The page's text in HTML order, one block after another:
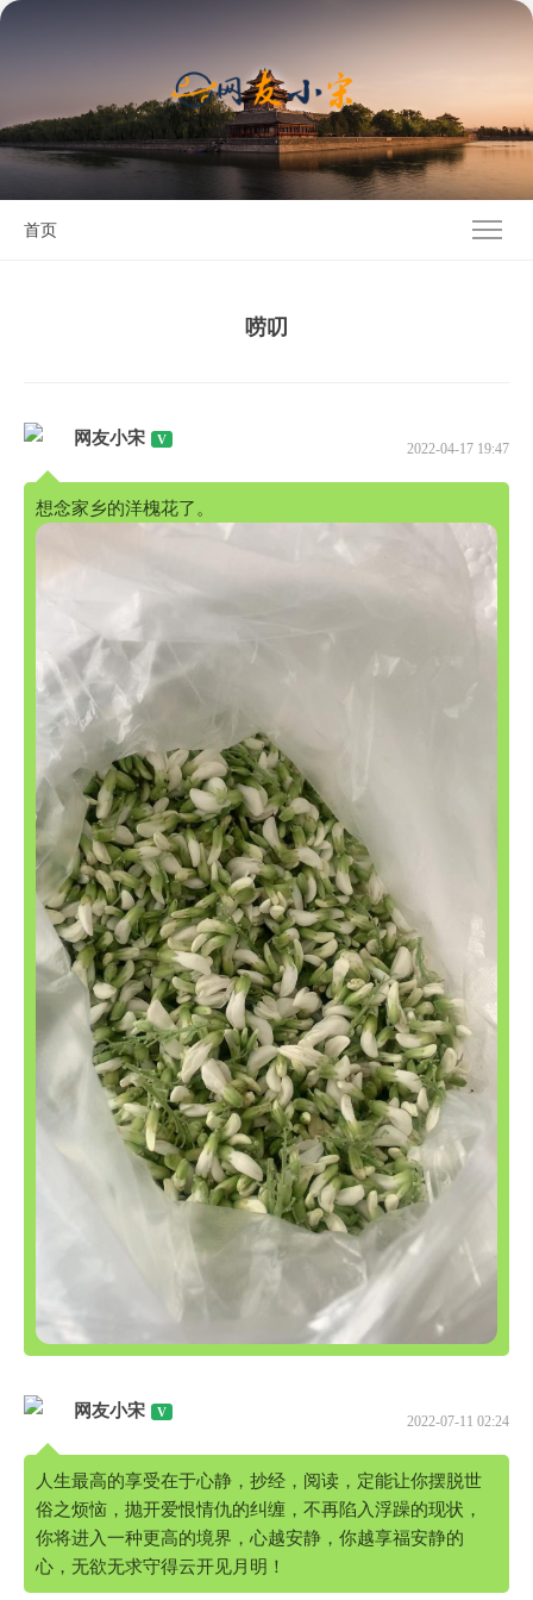
首页
唠叨
网友小宋
2022-04-17 19:47
想念家乡的洋槐花了。
网友小宋
2022-07-11 02:24
人生最高的享受在于心静，抄经，阅读，定能让你摆脱世
俗之烦恼，抛开爱恨情仇的纠缠，不再陷入浮躁的现状，
你将进入一种更高的境界，心越安静，你越享福安静的
心，无欲无求守得云开见月明！